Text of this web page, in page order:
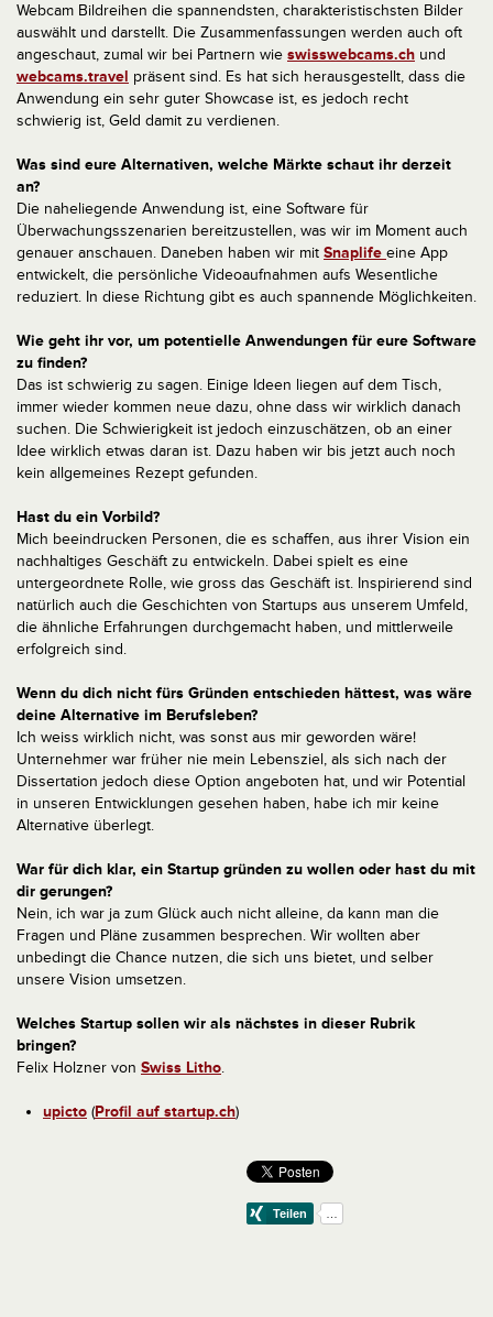
Webcam Bildreihen die spannendsten, charakteristischsten Bilder
auswählt und darstellt. Die Zusammenfassungen werden auch oft
angeschaut, zumal wir bei Partnern wie swisswebcams.ch und
webcams.travel präsent sind. Es hat sich herausgestellt, dass die
Anwendung ein sehr guter Showcase ist, es jedoch recht
schwierig ist, Geld damit zu verdienen.
Was sind eure Alternativen, welche Märkte schaut ihr derzeit
an?
Die naheliegende Anwendung ist, eine Software für
Überwachungsszenarien bereitzustellen, was wir im Moment auch
genauer anschauen. Daneben haben wir mit Snaplife eine App
entwickelt, die persönliche Videoaufnahmen aufs Wesentliche
reduziert. In diese Richtung gibt es auch spannende Möglichkeiten.
Wie geht ihr vor, um potentielle Anwendungen für eure Software
zu finden?
Das ist schwierig zu sagen. Einige Ideen liegen auf dem Tisch,
immer wieder kommen neue dazu, ohne dass wir wirklich danach
suchen. Die Schwierigkeit ist jedoch einzuschätzen, ob an einer
Idee wirklich etwas daran ist. Dazu haben wir bis jetzt auch noch
kein allgemeines Rezept gefunden.
Hast du ein Vorbild?
Mich beeindrucken Personen, die es schaffen, aus ihrer Vision ein
nachhaltiges Geschäft zu entwickeln. Dabei spielt es eine
untergeordnete Rolle, wie gross das Geschäft ist. Inspirierend sind
natürlich auch die Geschichten von Startups aus unserem Umfeld,
die ähnliche Erfahrungen durchgemacht haben, und mittlerweile
erfolgreich sind.
Wenn du dich nicht fürs Gründen entschieden hättest, was wäre
deine Alternative im Berufsleben?
Ich weiss wirklich nicht, was sonst aus mir geworden wäre!
Unternehmer war früher nie mein Lebensziel, als sich nach der
Dissertation jedoch diese Option angeboten hat, und wir Potential
in unseren Entwicklungen gesehen haben, habe ich mir keine
Alternative überlegt.
War für dich klar, ein Startup gründen zu wollen oder hast du mit
dir gerungen?
Nein, ich war ja zum Glück auch nicht alleine, da kann man die
Fragen und Pläne zusammen besprechen. Wir wollten aber
unbedingt die Chance nutzen, die sich uns bietet, und selber
unsere Vision umsetzen.
Welches Startup sollen wir als nächstes in dieser Rubrik
bringen?
Felix Holzner von Swiss Litho.
upicto (Profil auf startup.ch)